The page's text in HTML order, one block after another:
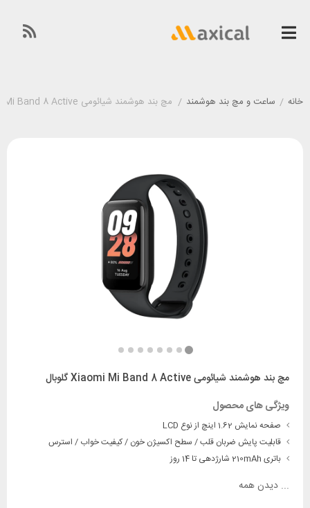
خانه / ساعت و مچ بند هوشمند / مچ بند هوشمند شیائومی Xiaomi Mi Band 8 Active گلوبال
مچ بند هوشمند شیائومی Xiaomi Mi Band 8 Active گلوبال
ویژگی های محصول
صفحه نمایش 1.62 اینچ از نوع LCD
قابلیت پایش ضربان قلب / سطح اکسیژن خون / کیفیت خواب / استرس
باتری 210mAh شارژدهی تا 14 روز
... دیدن همه